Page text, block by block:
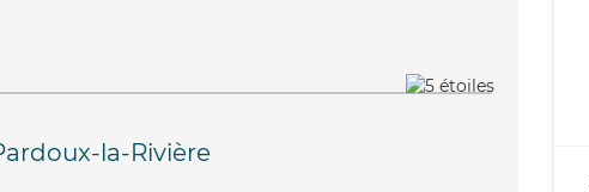
la-Rivière